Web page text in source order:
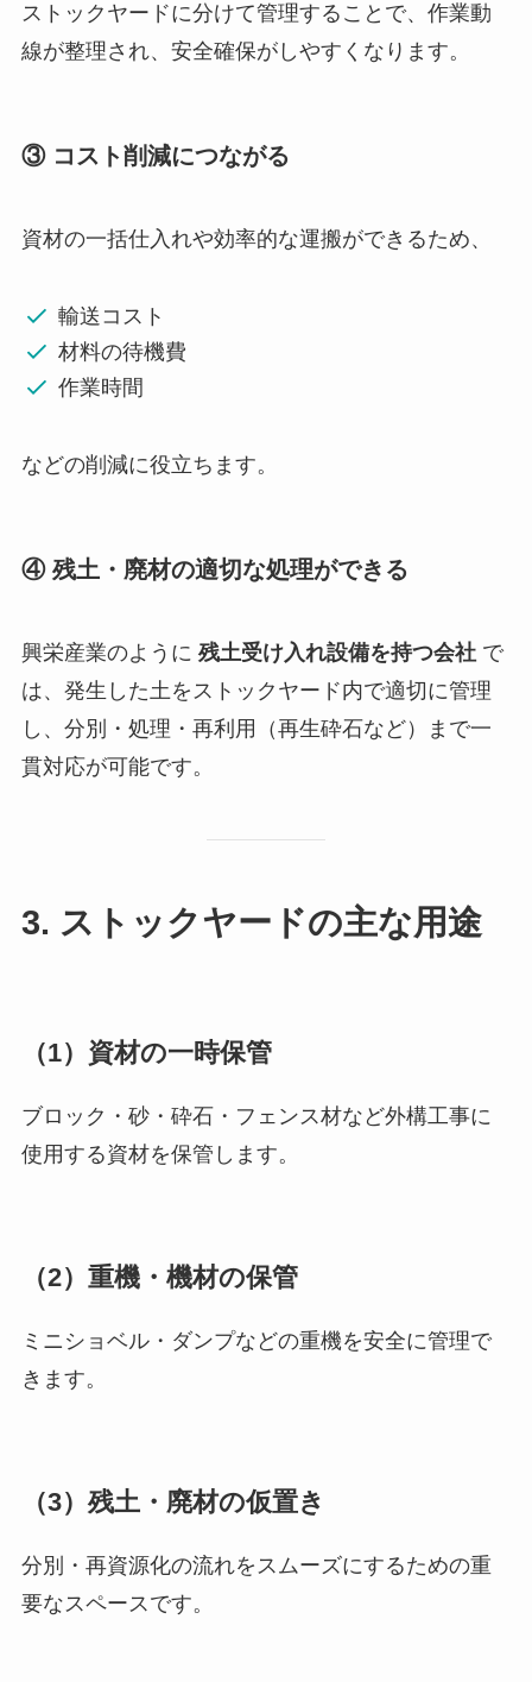
ストックヤードに分けて管理することで、作業動
線が整理され、安全確保がしやすくなります。
③ コスト削減につながる
資材の一括仕入れや効率的な運搬ができるため、
輸送コスト
材料の待機費
作業時間
などの削減に役立ちます。
④ 残土・廃材の適切な処理ができる
興栄産業のように 残土受け入れ設備を持つ会社で
は、発生した土をストックヤード内で適切に管理
し、分別・処理・再利用（再生砕石など）まで一
貫対応が可能です。
3. ストックヤードの主な用途
（1）資材の一時保管
ブロック・砂・砕石・フェンス材など外構工事に
使用する資材を保管します。
（2）重機・機材の保管
ミニショベル・ダンプなどの重機を安全に管理で
きます。
（3）残土・廃材の仮置き
分別・再資源化の流れをスムーズにするための重
要なスペースです。